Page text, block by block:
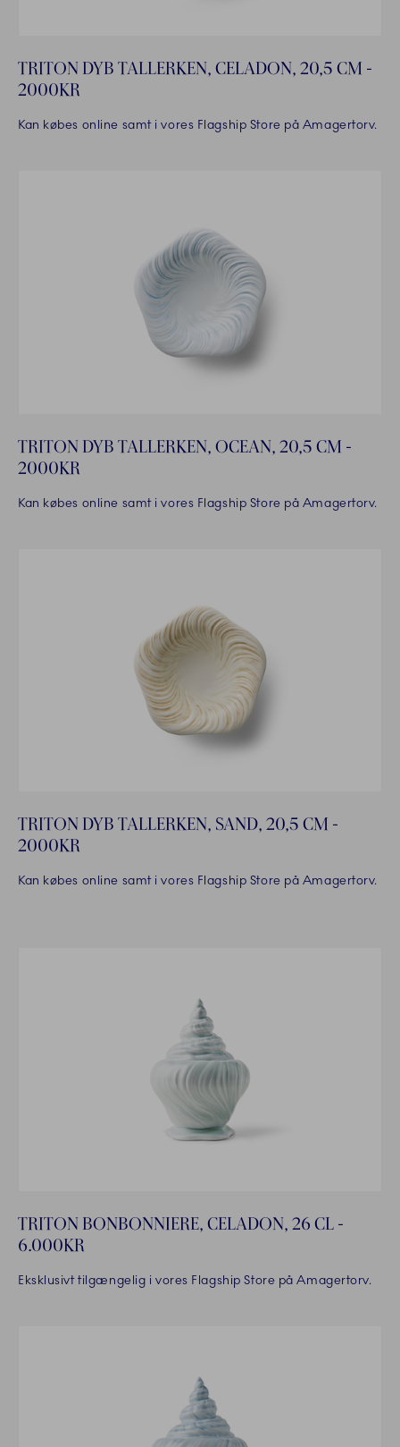
TRITON DYB TALLERKEN, CELADON, 20,5 CM -
2000KR
Kan købes online samt i vores Flagship Store på Amagertorv.
TRITON DYB TALLERKEN, OCEAN, 20,5 CM -
2000KR
Kan købes online samt i vores Flagship Store på Amagertorv.
TRITON DYB TALLERKEN, SAND, 20,5 CM -
2000KR
Kan købes online samt i vores Flagship Store på Amagertorv.
TRITON BONBONNIERE, CELADON, 26 CL -
6.000KR
Eksklusivt tilgængelig i vores Flagship Store på Amagertorv.